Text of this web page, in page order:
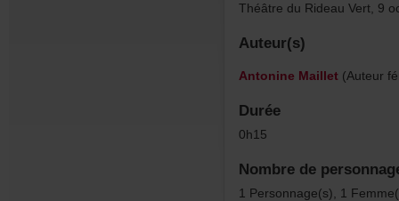
Auteur(s)
AntonineMaillet
Durée
0h15